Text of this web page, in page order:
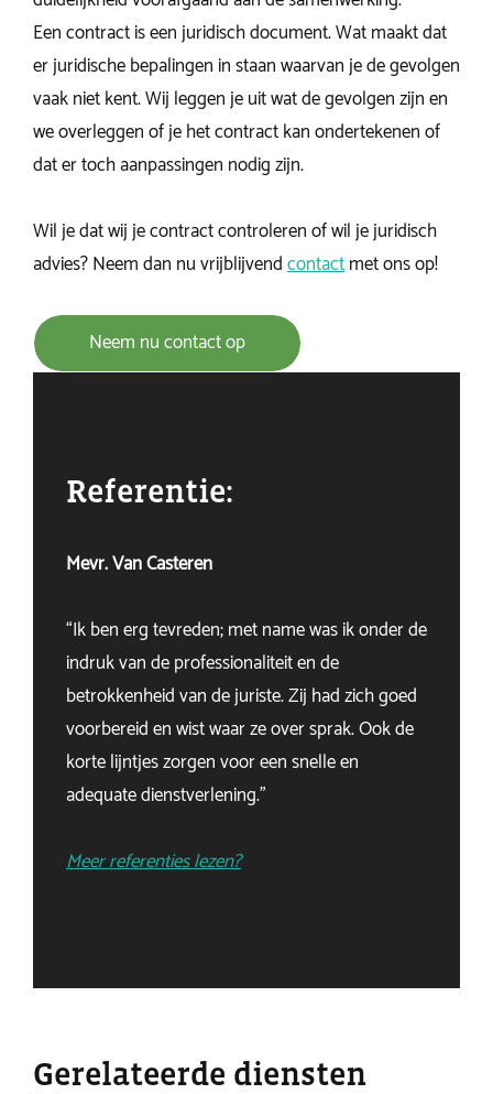
Een contract is een juridisch document. Wat maakt dat
er juridische bepalingen in staan waarvan je de gevolgen
vaak niet kent. Wij leggen je uit wat de gevolgen zijn en
we overleggen of je het contract kan ondertekenen of
dat er toch aanpassingen nodig zijn.
Wil je dat wij je contract controleren of wil je juridisch
advies? Neem dan nu vrijblijvendcontactmet ons op!
Neem nu contact op
Referentie:
Mevr. Van Casteren
“Ik ben erg tevreden; met name was ik onder de
indruk van de professionaliteit en de
betrokkenheid van de juriste. Zij had zich goed
voorbereid en wist waar ze over sprak. Ook de
korte lijntjes zorgen voor een snelle en
adequate dienstverlening.”
Meer referenties lezen?
Gerelateerde diensten